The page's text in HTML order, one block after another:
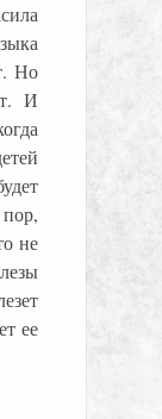
Но
И
не
ее